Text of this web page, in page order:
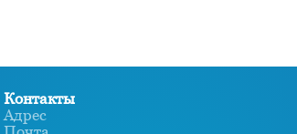
Контакты
Адрес